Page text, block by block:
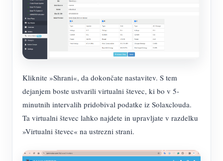
Kliknite »Shrani«, da dokončate nastavitev. S tem
dejanjem boste ustvarili virtualni števec, ki bo v 5-
minutnih intervalih pridobival podatke iz Solaxclouda.
Ta virtualni števec lahko najdete in upravljate v razdelku
»Virtualni števec« na ustrezni strani.